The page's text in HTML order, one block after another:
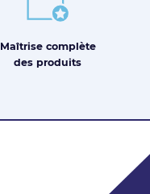
Maîtrisecomplète
des produits